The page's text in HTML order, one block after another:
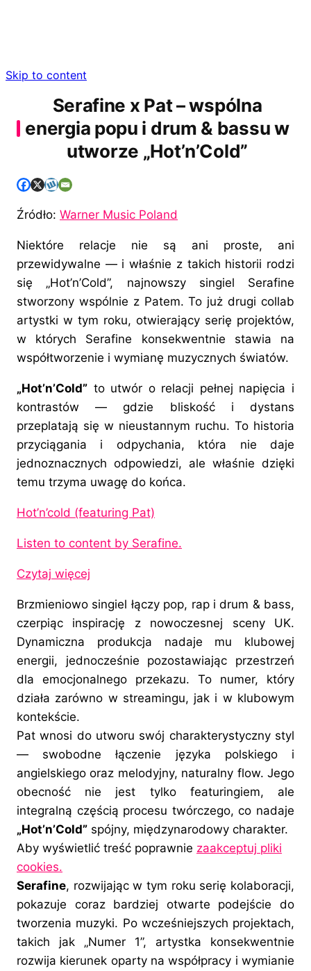
Skip to content
Serafine x Pat – wspólna
energia popu i drum & bassu w
utworze „Hot’n’Cold”
Źródło: Warner Music Poland
Niektóre relacje nie są ani proste, ani
przewidywalne — i właśnie z takich historii rodzi
się „Hot’n’Cold”, najnowszy singiel Serafine
stworzony wspólnie z Patem. To już drugi collab
artystki w tym roku, otwierający serię projektów,
w których Serafine konsekwentnie stawia na
współtworzenie i wymianę muzycznych światów.
„Hot’n’Cold” to utwór o relacji pełnej napięcia i
kontrastów — gdzie bliskość i dystans
przeplatają się w nieustannym ruchu. To historia
przyciągania i odpychania, która nie daje
jednoznacznych odpowiedzi, ale właśnie dzięki
temu trzyma uwagę do końca.
Hot’n’cold (featuring Pat)
Listen to content by Serafine.
Czytaj więcej
Brzmieniowo singiel łączy pop, rap i drum & bass,
czerpiąc inspirację z nowoczesnej sceny UK.
Dynamiczna produkcja nadaje mu klubowej
energii, jednocześnie pozostawiając przestrzeń
dla emocjonalnego przekazu. To numer, który
działa zarówno w streamingu, jak i w klubowym
kontekście.
Pat wnosi do utworu swój charakterystyczny styl
— swobodne łączenie języka polskiego i
angielskiego oraz melodyjny, naturalny flow. Jego
obecność nie jest tylko featuringiem, ale
integralną częścią procesu twórczego, co nadaje
„Hot’n’Cold” spójny, międzynarodowy charakter.
Aby wyświetlić treść poprawnie zaakceptuj pliki
cookies.
Serafine, rozwijając w tym roku serię kolaboracji,
pokazuje coraz bardziej otwarte podejście do
tworzenia muzyki. Po wcześniejszych projektach,
takich jak „Numer 1”, artystka konsekwentnie
rozwija kierunek oparty na współpracy i wymianie